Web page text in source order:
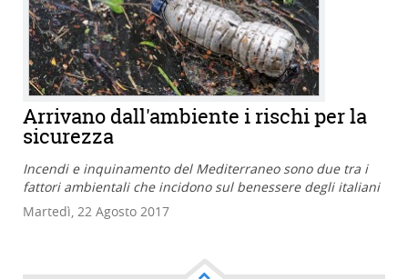
Arrivano dall'ambiente i rischi per la
sicurezza
Incendi e inquinamento del Mediterraneo sono due tra i
fattori ambientali che incidono sul benessere degli italiani
Martedì, 22 Agosto 2017